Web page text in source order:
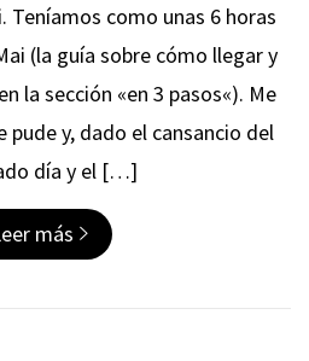
Teníamos como unas 6 horas
(la guía sobre cómo llegar y
la sección «en 3 pasos«). Me
y, dado el cansancio del
día y el […]
más